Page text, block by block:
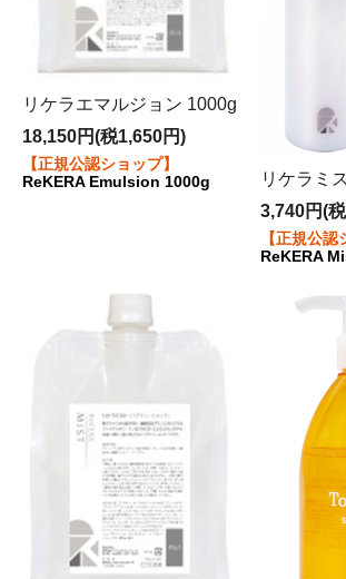
公式サイト→OMOTENASHI Selection
＊毎週火曜日・隔週月曜日がお休みに
リケラエマルジョン 1000g
18,150円(税1,650円)
【正規公認ショップ】
ReKERA Emulsion 1000g
リケラミ
3,740円(
【正規公認
ReKERA